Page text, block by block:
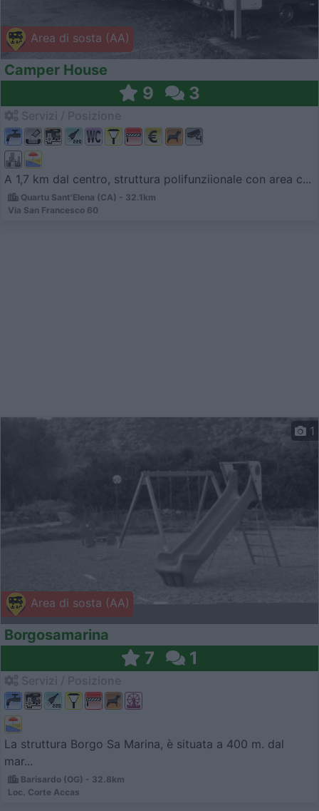
Area di sosta (AA)
Camper House
9 3
A 1,7 km dal centro, struttura polifunziionale con area c...
Quartu Sant'Elena (CA) - 32.1km
Via San Francesco 60
Area di sosta (AA)
1
Borgosamarina
7 1
La struttura Borgo Sa Marina, è situata a 400 m. dal
mar...
Barisardo (OG) - 32.8km
Loc. Corte Accas